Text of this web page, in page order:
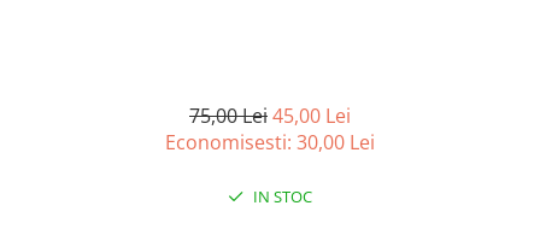
Scule electrice si unelte
Silicon, spume si solutii tehnice
75,00 Lei45,00 Lei
Economisesti: 30,00 Lei
IN STOC